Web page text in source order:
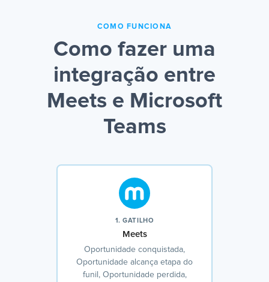
COMO FUNCIONA
Como fazer uma
integração entre
Meets e Microsoft
Teams
1. GATILHO
Meets
Oportunidade conquistada,
Oportunidade alcança etapa do
funil, Oportunidade perdida,